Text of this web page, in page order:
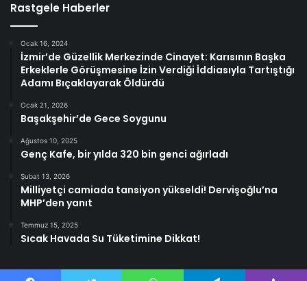
Rastgele Haberler
Ocak 16, 2024
İzmir’de Güzellik Merkezinde Cinayet: Karısının Başka
Erkeklerle Görüşmesine İzin Verdiği İddiasıyla Tartıştığı
Adamı Bıçaklayarak Öldürdü
Ocak 21, 2026
Başakşehir’de Gece Soygunu
Ağustos 10, 2025
Genç Kafe, bir yılda 320 bin genci ağırladı
Şubat 13, 2026
Milliyetçi camiada tansiyon yükseldi! Dervişoğlu’na
MHP’den yanıt
Temmuz 15, 2025
Sıcak Havada Su Tüketimine Dikkat!